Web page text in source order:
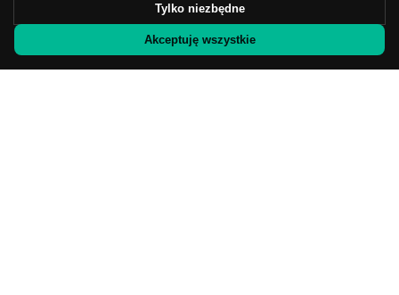
Sosnowiec
Gliwice
Tylko niezbędne
Akceptuję wszystkie